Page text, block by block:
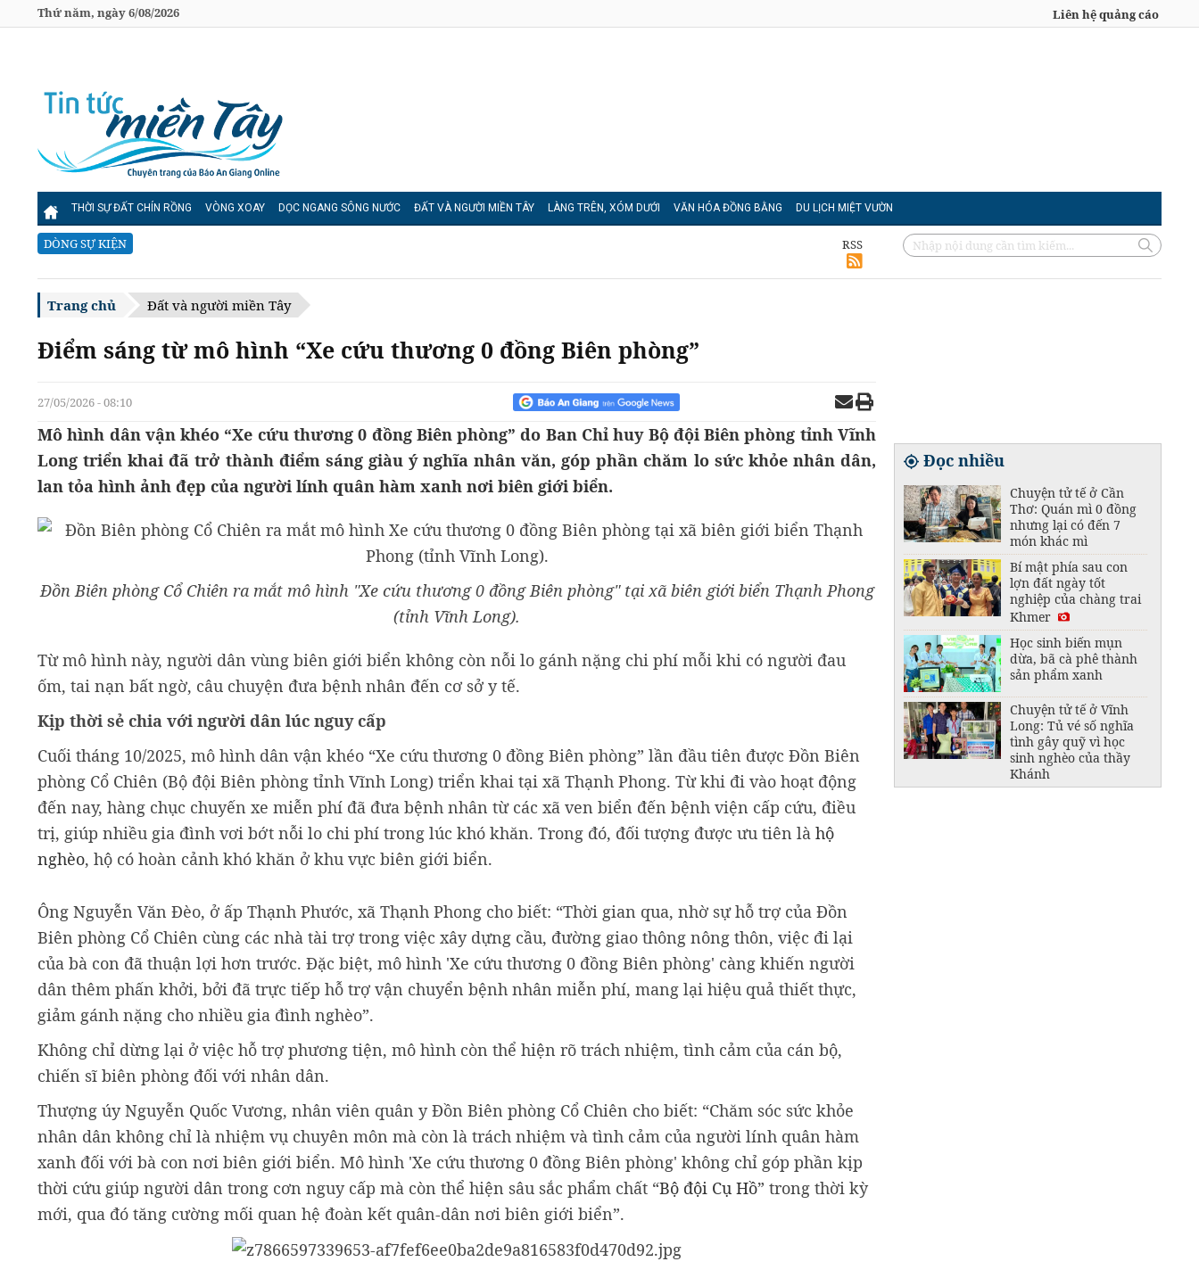
Thứ năm, ngày 6/08/2026 Liên hệ quảng cáo
THỜI SỰ ĐẤT CHÍN RỒNG VÒNG XOAY DỌC NGANG SÔNG NƯỚC ĐẤT VÀ NGƯỜI MIỀN TÂY LÀNG TRÊN, XÓM DƯỚI VĂN HÓA ĐỒNG BẰNG DU LỊCH MIỆT VƯỜN
DÒNG SỰ KIỆN RSS
Trang chủ Đất và người miền Tây
Điểm sáng từ mô hình “Xe cứu thương 0 đồng Biên phòng”
27/05/2026 - 08:10
Mô hình dân vận khéo “Xe cứu thương 0 đồng Biên phòng” do Ban Chỉ huy Bộ đội Biên phòng tỉnh Vĩnh
Long triển khai đã trở thành điểm sáng giàu ý nghĩa nhân văn, góp phần chăm lo sức khỏe nhân dân,
lan tỏa hình ảnh đẹp của người lính quân hàm xanh nơi biên giới biển.
Đồn Biên phòng Cổ Chiên ra mắt mô hình "Xe cứu thương 0 đồng Biên phòng" tại xã biên giới biển Thạnh Phong
(tỉnh Vĩnh Long).
Từ mô hình này, người dân vùng biên giới biển không còn nỗi lo gánh nặng chi phí mỗi khi có người đau
ốm, tai nạn bất ngờ, câu chuyện đưa bệnh nhân đến cơ sở y tế.
Kịp thời sẻ chia với người dân lúc nguy cấp
Cuối tháng 10/2025, mô hình dân vận khéo “Xe cứu thương 0 đồng Biên phòng” lần đầu tiên được Đồn Biên
phòng Cổ Chiên (Bộ đội Biên phòng tỉnh Vĩnh Long) triển khai tại xã Thạnh Phong. Từ khi đi vào hoạt động
đến nay, hàng chục chuyến xe miễn phí đã đưa bệnh nhân từ các xã ven biển đến bệnh viện cấp cứu, điều
trị, giúp nhiều gia đình vơi bớt nỗi lo chi phí trong lúc khó khăn. Trong đó, đối tượng được ưu tiên là hộ
nghèo, hộ có hoàn cảnh khó khăn ở khu vực biên giới biển.
Ông Nguyễn Văn Đèo, ở ấp Thạnh Phước, xã Thạnh Phong cho biết: “Thời gian qua, nhờ sự hỗ trợ của Đồn
Biên phòng Cổ Chiên cùng các nhà tài trợ trong việc xây dựng cầu, đường giao thông nông thôn, việc đi lại
của bà con đã thuận lợi hơn trước. Đặc biệt, mô hình 'Xe cứu thương 0 đồng Biên phòng' càng khiến người
dân thêm phấn khởi, bởi đã trực tiếp hỗ trợ vận chuyển bệnh nhân miễn phí, mang lại hiệu quả thiết thực,
giảm gánh nặng cho nhiều gia đình nghèo”.
Không chỉ dừng lại ở việc hỗ trợ phương tiện, mô hình còn thể hiện rõ trách nhiệm, tình cảm của cán bộ,
chiến sĩ biên phòng đối với nhân dân.
Thượng úy Nguyễn Quốc Vương, nhân viên quân y Đồn Biên phòng Cổ Chiên cho biết: “Chăm sóc sức khỏe
nhân dân không chỉ là nhiệm vụ chuyên môn mà còn là trách nhiệm và tình cảm của người lính quân hàm
xanh đối với bà con nơi biên giới biển. Mô hình 'Xe cứu thương 0 đồng Biên phòng' không chỉ góp phần kịp
thời cứu giúp người dân trong cơn nguy cấp mà còn thể hiện sâu sắc phẩm chất “Bộ đội Cụ Hồ” trong thời kỳ
mới, qua đó tăng cường mối quan hệ đoàn kết quân-dân nơi biên giới biển”.
Đọc nhiều
Chuyện tử tế ở Cần
Thơ: Quán mì 0 đồng
nhưng lại có đến 7
món khác mì
Bí mật phía sau con
lợn đất ngày tốt
nghiệp của chàng trai
Khmer
Học sinh biến mụn
dừa, bã cà phê thành
sản phẩm xanh
Chuyện tử tế ở Vĩnh
Long: Tủ vé số nghĩa
tình gây quỹ vì học
sinh nghèo của thầy
Khánh